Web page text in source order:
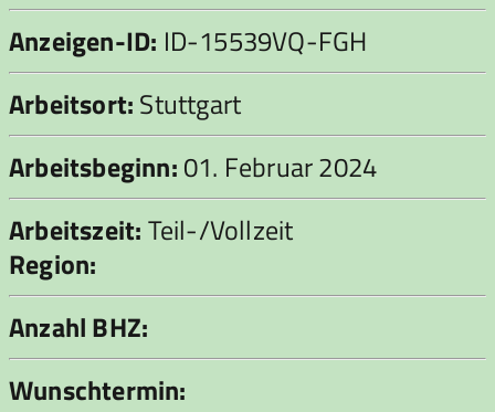
Anzeigen-ID: ID-15539VQ-FGH
Arbeitsort:Stuttgart
Arbeitsbeginn:01. Februar 2024
Arbeitszeit:Teil-/Vollzeit
Region:
Anzahl BHZ:
Wunschtermin: